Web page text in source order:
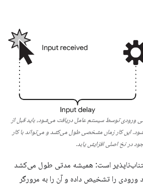
ورودی توسط سیستم عامل دریافت می‌شود، باید قبل از
این کار زمان مشخصی طول می‌کشد و می‌تواند با کار
در نخ اصلی افزایش یابد.
است: همیشه مدتی طول می‌کشد
ورودی را تشخیص داده و آن را به مرورگر